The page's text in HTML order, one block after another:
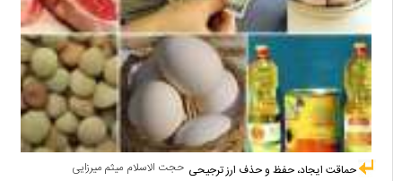
حجت الاسلام میثم میرزایی حماقت ایجاد، حفظ و حذف ارز ترجیحی